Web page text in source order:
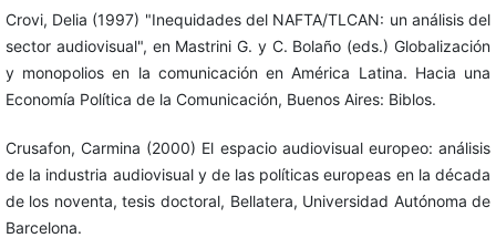
Crovi, Delia (1997) "Inequidades del NAFTA/TLCAN: un análisis del
sector audiovisual", en Mastrini G. y C. Bolaño (eds.) Globalización
y monopolios en la comunicación en América Latina. Hacia una
Economía Política de la Comunicación, Buenos Aires: Biblos.
Crusafon, Carmina (2000) El espacio audiovisual europeo: análisis
de la industria audiovisual y de las políticas europeas en la década
de los noventa, tesis doctoral, Bellatera, Universidad Autónoma de
Barcelona.